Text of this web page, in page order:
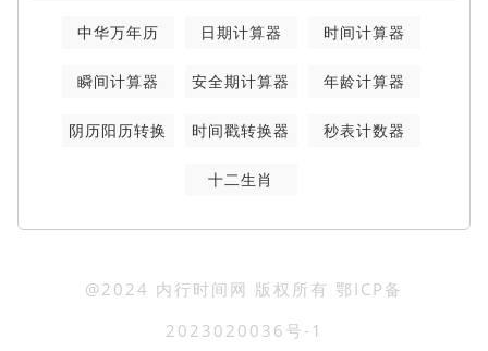
中华万年历 日期计算器 时间计算器
瞬间计算器 安全期计算器 年龄计算器
阴历阳历转换 时间戳转换器 秒表计数器
十二生肖
@2024 内行时间网 版权所有 鄂ICP备
2023020036号-1